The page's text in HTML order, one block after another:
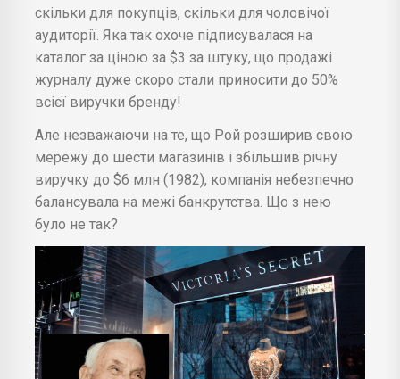
скільки для покупців, скільки для чоловічої
аудиторії. Яка так охоче підписувалася на
каталог за ціною за $3 за штуку, що продажі
журналу дуже скоро стали приносити до 50%
всієї виручки бренду!
Але незважаючи на те, що Рой розширив свою
мережу до шести магазинів і збільшив річну
виручку до $6 млн (1982), компанія небезпечно
балансувала на межі банкрутства. Що з нею
було не так?